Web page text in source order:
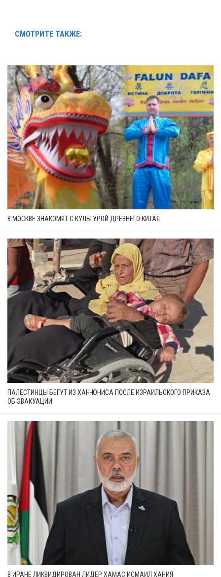
СМОТРИТЕ ТАКЖЕ:
В МОСКВЕ ЗНАКОМЯТ С КУЛЬТУРОЙ ДРЕВНЕГО КИТАЯ
ПАЛЕСТИНЦЫ БЕГУТ ИЗ ХАН-ЮНИСА ПОСЛЕ ИЗРАИЛЬСКОГО ПРИКАЗА
ОБ ЭВАКУАЦИИ
В ИРАНЕ ЛИКВИДИРОВАН ЛИДЕР ХАМАС ИСМАИЛ ХАНИЯ